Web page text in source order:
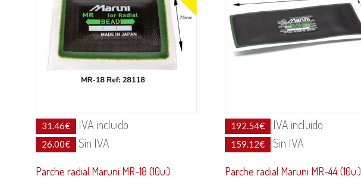
31.46€ IVA incluido
26.00€ Sin IVA
Parche radial Maruni MR-18 (10u.)
192.54€ IVA incluido
159.12€ Sin IVA
Parche radial Maruni MR-44 (10u.)